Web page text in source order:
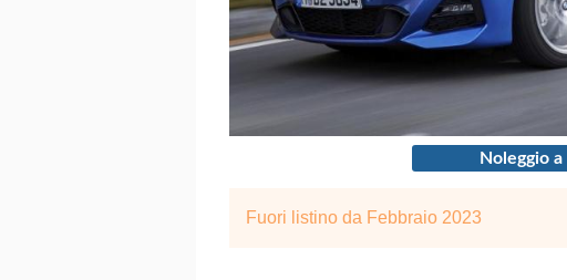
Noleggio
Fuori listino da Febbraio 2023